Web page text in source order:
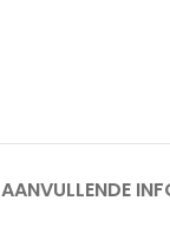
AANVULLENDE